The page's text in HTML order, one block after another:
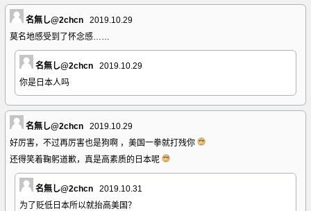
名無し@2chcn
2019.10.29
莫名地感受到了怀念感……
名無し@2chcn
2019.10.29
你是日本人吗
名無し@2chcn
2019.10.29
好厉害，不过再厉害也是狗啊 ，美国一拳就打残你
还得笑着鞠躬道歉，真是高素质的日本呢
名無し@2chcn
2019.10.31
为了贬低日本所以就抬高美国？